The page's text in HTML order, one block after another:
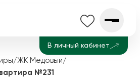
В личный кабинет
/ЖК Медовый/
№231